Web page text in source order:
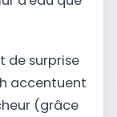
de surprise
accentuent
(grâce